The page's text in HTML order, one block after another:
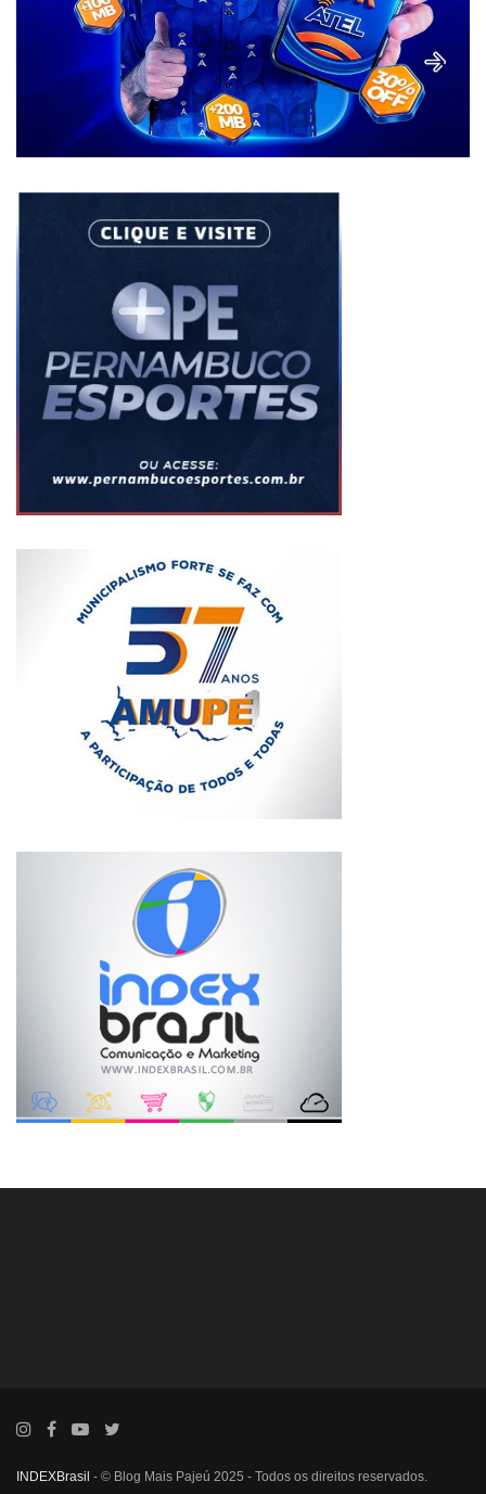
INDEXBrasil - © Blog Mais Pajeú 2025 - Todos os direitos reservados.